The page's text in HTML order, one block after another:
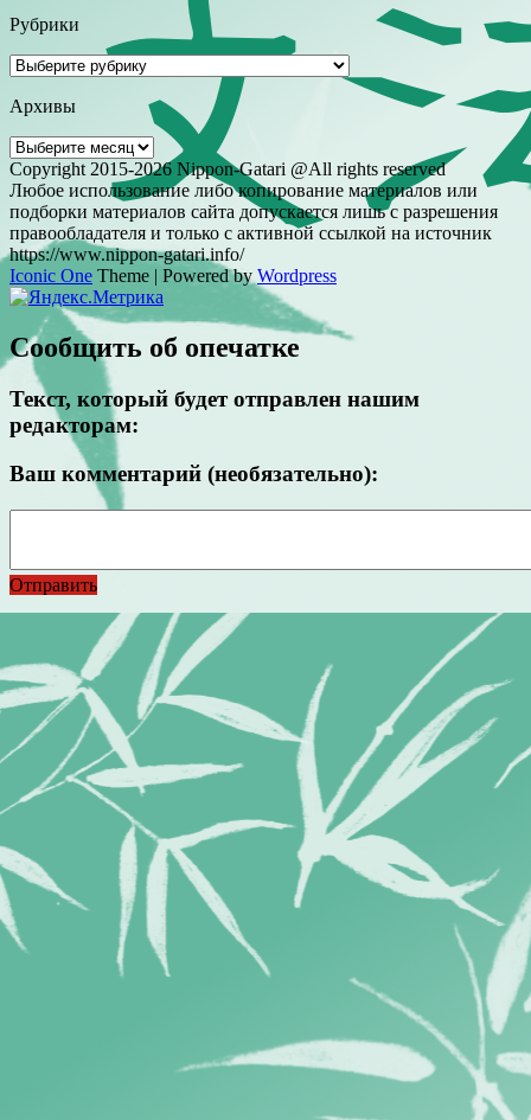
Рубрики
Рубрики
Архивы
Архивы
Copyright 2015-2026 Nippon-Gatari @All rights reserved
Любое использование либо копирование материалов или
подборки материалов сайта допускается лишь с разрешения
правообладателя и только с активной ссылкой на источник
https://www.nippon-gatari.info/
Iconic One Theme | Powered by Wordpress
Сообщить об опечатке
Текст, который будет отправлен нашим
редакторам:
Ваш комментарий (необязательно):
Отправить